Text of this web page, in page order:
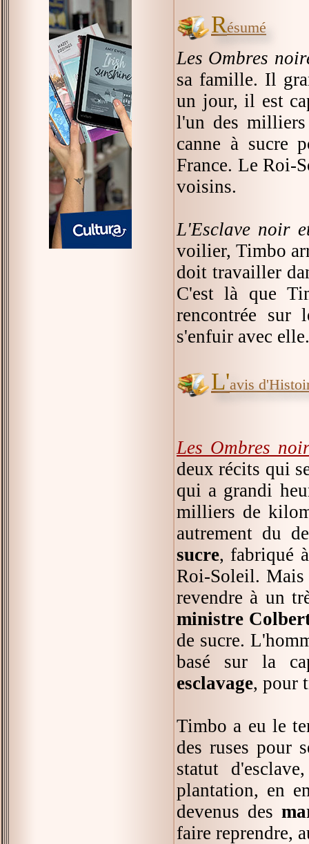
Résumé
Les Ombres
sa famille. Il
un jour, il est
l'un des
canne à sucre
France. Le Roi-
voisins.
L'Esclave noir
voilier, Timbo
doit travailler
C'est là que
rencontrée sur
s'enfuir avec elle.
L'avis
Les Ombres
deux récits qui
qui a grandi
milliers de
autrement du
sucre, fabriqué
Roi-Soleil. Mais
revendre à un
ministre
de sucre.
basé sur la
esclavage, pour
Timbo a eu le
des ruses pour
statut
plantation, en
devenus des
faire reprendre,